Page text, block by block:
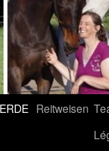
Reitweisen